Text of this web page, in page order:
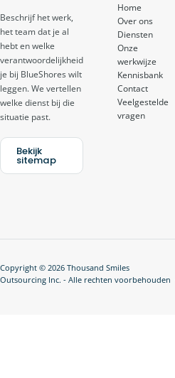
Beschrijf het werk,
het team dat je al
hebt en welke
verantwoordelijkheid
je bij BlueShores wilt
leggen. We vertellen
welke dienst bij die
situatie past.
Bekijk
sitemap
Home
Over ons
Diensten
Onze
werkwijze
Kennisbank
Contact
Veelgestelde
vragen
Copyright © 2026 Thousand Smiles
Outsourcing Inc. - Alle rechten voorbehouden